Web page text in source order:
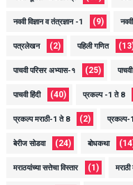
नववी विज्ञान व तंत्रज्ञान -1 (9)
पत्रलेखन (2) पहिली गणित
पाचवी परिसर अभ्यास-१ (25)
पाचवी हिंदी (40) प्रकल्प -1 ते 8
प्रकल्प मराठी-1 ते 8 (2) प्रकल्प-
बेरीज सोडवा (24) बोधकथा
मराठयांच्या सत्तेचा विस्तार (1)